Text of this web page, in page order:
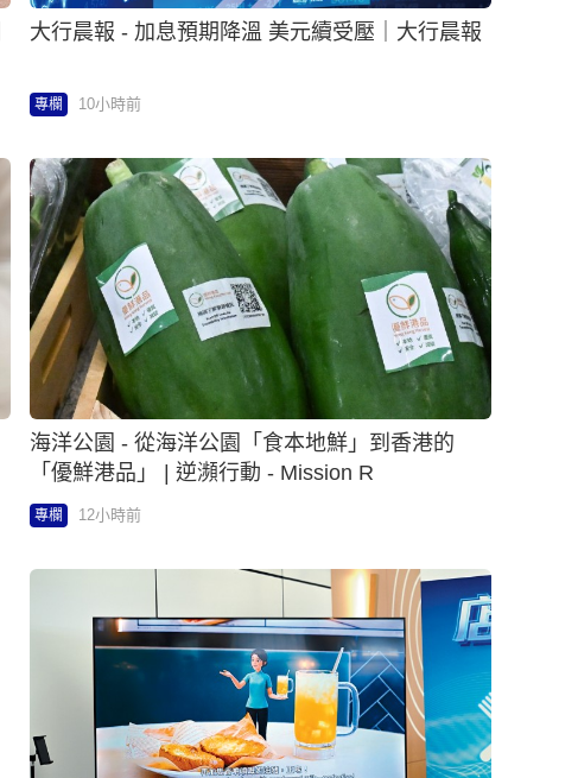
大行晨報 - 加息預期降溫 美元續受壓｜大行晨報
專欄 10小時前
海洋公園 - 從海洋公園「食本地鮮」到香港的
「優鮮港品」 | 逆瀕行動 - Mission R
專欄 12小時前